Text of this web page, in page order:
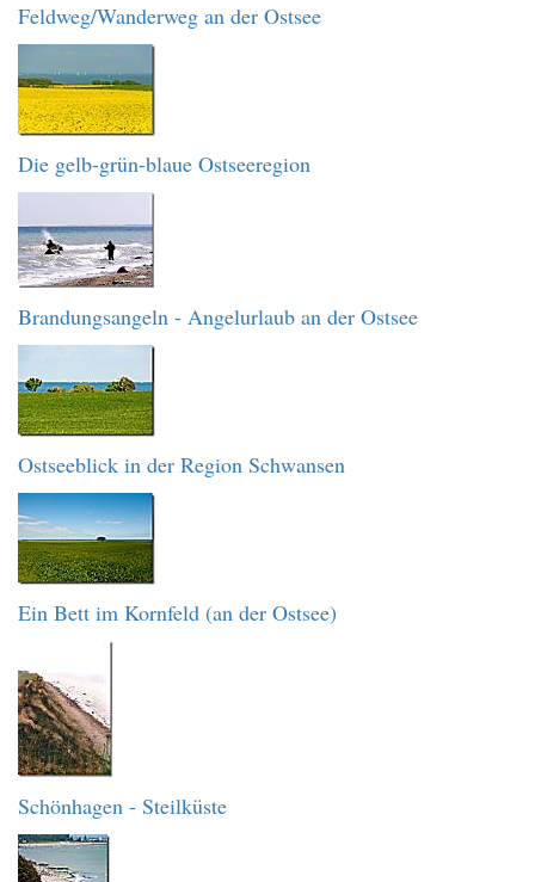
Feldweg/Wanderweg an der Ostsee
Die gelb-grün-blaue Ostseeregion
Brandungsangeln - Angelurlaub an der Ostsee
Ostseeblick in der Region Schwansen
Ein Bett im Kornfeld (an der Ostsee)
Schönhagen - Steilküste